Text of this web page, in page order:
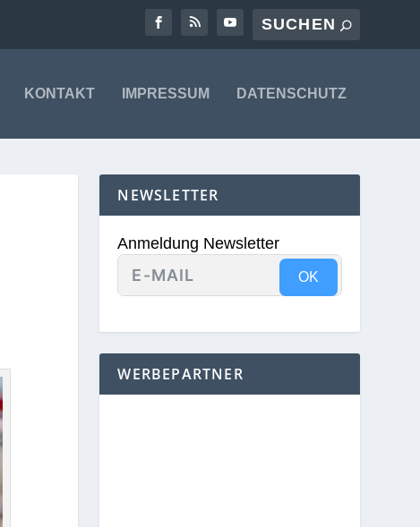
KONTAKT IMPRESSUM DATENSCHUTZ
NEWSLETTER
Anmeldung Newsletter
OK
WERBEPARTNER